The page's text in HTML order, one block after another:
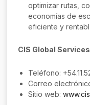
optimizar rutas,
economías de
eficiente y
CIS Global Services
Teléfono:
Correo
Sitio web: